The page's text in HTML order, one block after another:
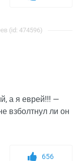
(id: 474596)
а я еврей!!! —
взболтнул ли он
656